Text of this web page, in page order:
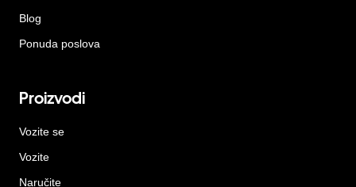
Blog
Ponuda poslova
Proizvodi
Vozite se
Vozite
Naručite